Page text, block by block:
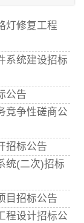
灯修复工程
统建设招标
公告
竞争性磋商公
招标公告
统(二次)招标
目招标公告
程设计招标公